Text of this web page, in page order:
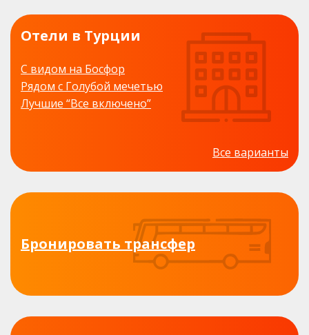
Отели в Турции
С видом на Босфор
Рядом с Голубой мечетью
Лучшие “Все включено”
Все варианты
Бронировать трансфер